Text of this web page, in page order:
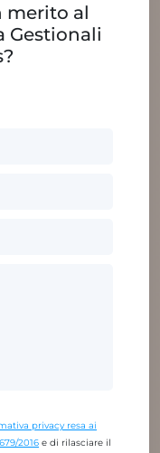
merito al
Gestionali
privacy resa ai
2016 e di rilasciare il